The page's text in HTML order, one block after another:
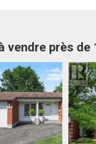
vendre près de